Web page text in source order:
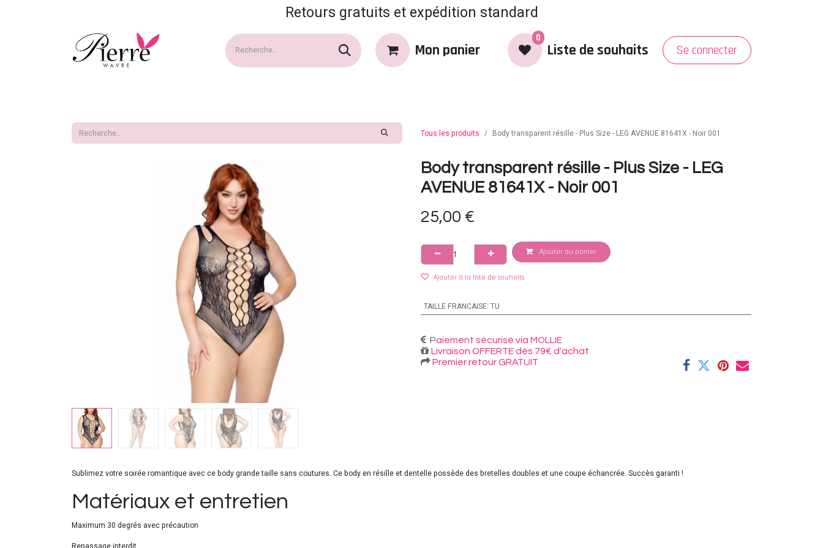
Retours gratuits et expédition standard
Mon panier
0
Liste de souhaits Se connecter
Tous les produits Body transparent résille - Plus Size - LEG AVENUE 81641X - Noir 001
Body transparent résille - Plus Size - LEG
AVENUE 81641X - Noir 001
25,00 €
Ajouter au panier
Ajouter à la liste de souhaits
TAILLE FRANCAISE: TU
Paiement sécurisé via MOLLIE
Livraison OFFERTE dès 79€ d'achat
Premier retour GRATUIT
Sublimez votre soirée romantique avec ce body grande taille sans coutures. Ce body en résille et dentelle possède des bretelles doubles et une coupe échancrée. Succès garanti !
Matériaux et entretien
Maximum 30 degrés avec précaution